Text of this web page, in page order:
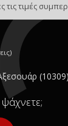
τις τιμές
(10309)